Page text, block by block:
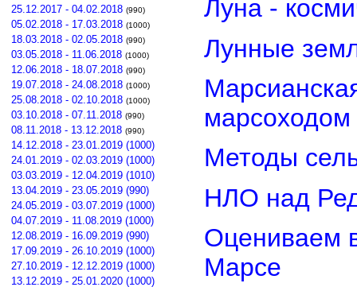
25.12.2017 - 04.02.2018 (990)
05.02.2018 - 17.03.2018 (1000)
18.03.2018 - 02.05.2018 (990)
03.05.2018 - 11.06.2018 (1000)
12.06.2018 - 18.07.2018 (990)
19.07.2018 - 24.08.2018 (1000)
25.08.2018 - 02.10.2018 (1000)
03.10.2018 - 07.11.2018 (990)
08.11.2018 - 13.12.2018 (990)
14.12.2018 - 23.01.2019 (1000)
24.01.2019 - 02.03.2019 (1000)
03.03.2019 - 12.04.2019 (1010)
13.04.2019 - 23.05.2019 (990)
24.05.2019 - 03.07.2019 (1000)
04.07.2019 - 11.08.2019 (1000)
12.08.2019 - 16.09.2019 (990)
17.09.2019 - 26.10.2019 (1000)
27.10.2019 - 12.12.2019 (1000)
13.12.2019 - 25.01.2020 (1000)
Луна -
Лунные
марсоходом
Методы
НЛО над
Оцениваем
Марсе